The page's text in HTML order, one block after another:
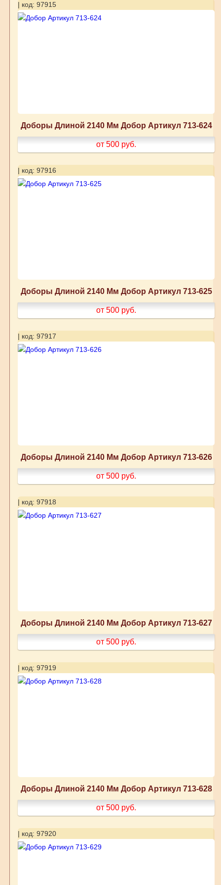
| код: 97915
Доборы Длиной 2140 Мм Добор Артикул 713-624
от 500 руб.
| код: 97916
Доборы Длиной 2140 Мм Добор Артикул 713-625
от 500 руб.
| код: 97917
Доборы Длиной 2140 Мм Добор Артикул 713-626
от 500 руб.
| код: 97918
Доборы Длиной 2140 Мм Добор Артикул 713-627
от 500 руб.
| код: 97919
Доборы Длиной 2140 Мм Добор Артикул 713-628
от 500 руб.
| код: 97920